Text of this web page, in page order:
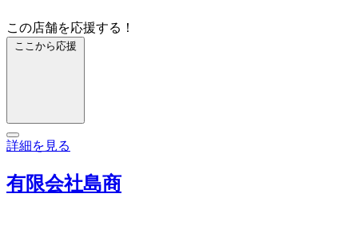
この店舗を応援する！
ここから応援
詳細を見る
有限会社島商